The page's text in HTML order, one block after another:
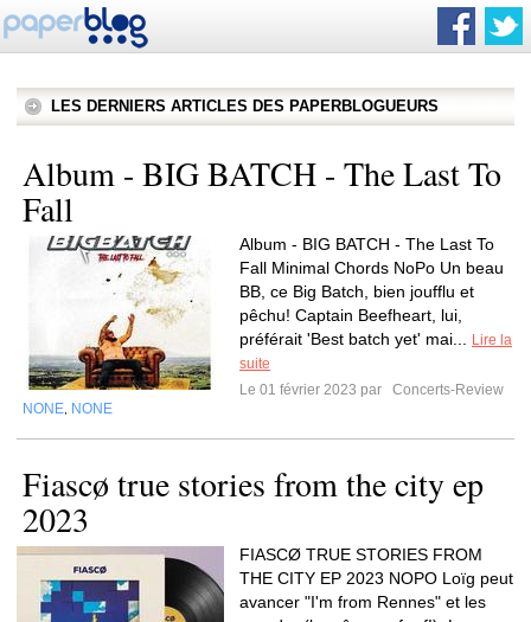
LES DERNIERS ARTICLES DES PAPERBLOGUEURS
Album - BIG BATCH - The Last To
Fall
Album - BIG BATCH - The Last To
Fall Minimal Chords NoPo Un beau
BB, ce Big Batch, bien joufflu et
pêchu! Captain Beefheart, lui,
préférait 'Best batch yet' mai...
Lire la
suite
Le 01 février 2023 par
Concerts-Review
NONE NONE
Fiascø true stories from the city ep
2023
FIASCØ TRUE STORIES FROM
THE CITY EP 2023 NOPO Loïg peut
avancer "I'm from Rennes" et les